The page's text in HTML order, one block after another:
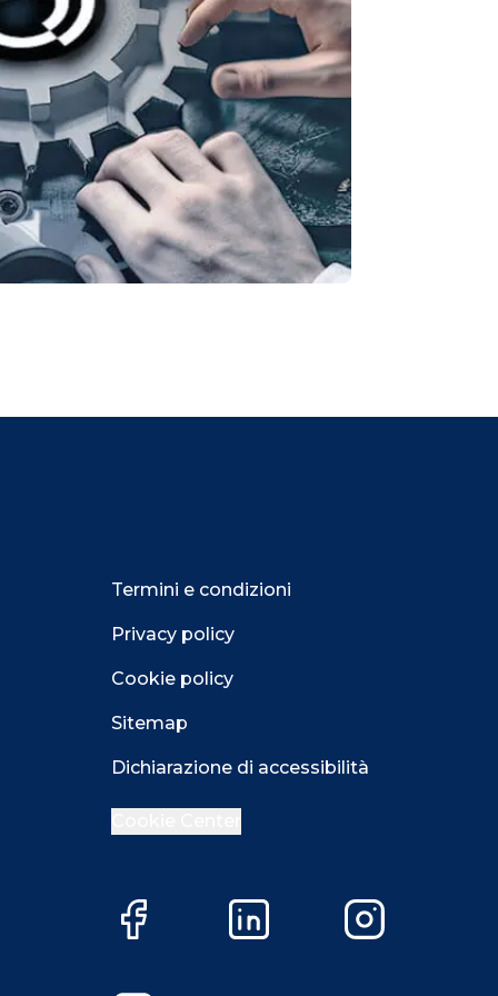
Termini e condizioni
Privacy policy
Cookie policy
Sitemap
Dichiarazione di accessibilità
Facebook LinkedIn Instagram